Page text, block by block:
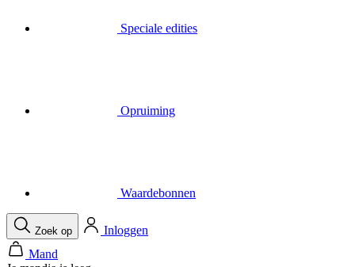
Je mandje is leeg
Menu Sluit
Bel
Zoek op